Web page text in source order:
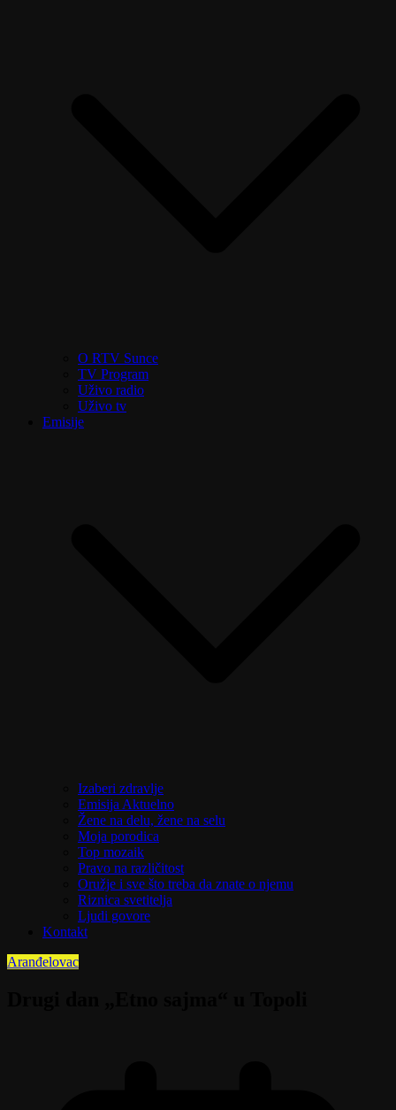
O RTV Sunce
TV Program
Uživo radio
Uživo tv
Emisije
Izaberi zdravlje
Emisija Aktuelno
Žene na delu, žene na selu
Moja porodica
Top mozaik
Pravo na različitost
Oružje i sve što treba da znate o njemu
Riznica svetitelja
Ljudi govore
Kontakt
Aranđelovac